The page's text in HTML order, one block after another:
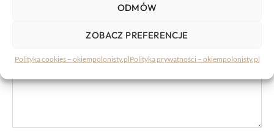
ODMÓW
ZOBACZ PREFERENCJE
Polityka cookies – okiempolonisty.plPolityka prywatności – okiempolonisty.pl